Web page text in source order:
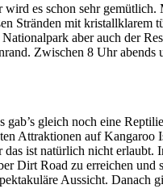
es schon sehr gemütlich.
Stränden mit kristallklarem
aber auch der
Zwischen 8 Uhr abends
gleich noch eine
Attraktionen auf Kangaroo
ist natürlich nicht erlaubt.
Dirt Road zu erreichen und
Aussicht. Danach